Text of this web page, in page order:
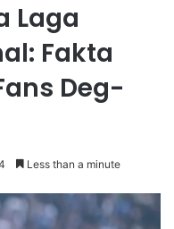
Laga
Fakta
Deg-
Less than a minute